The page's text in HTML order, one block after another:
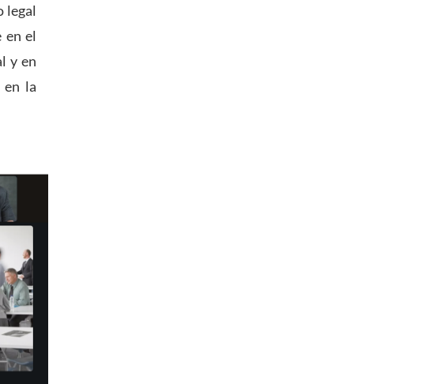
legal
en el
y en
en la